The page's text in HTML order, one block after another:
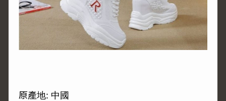
原產地: 中國